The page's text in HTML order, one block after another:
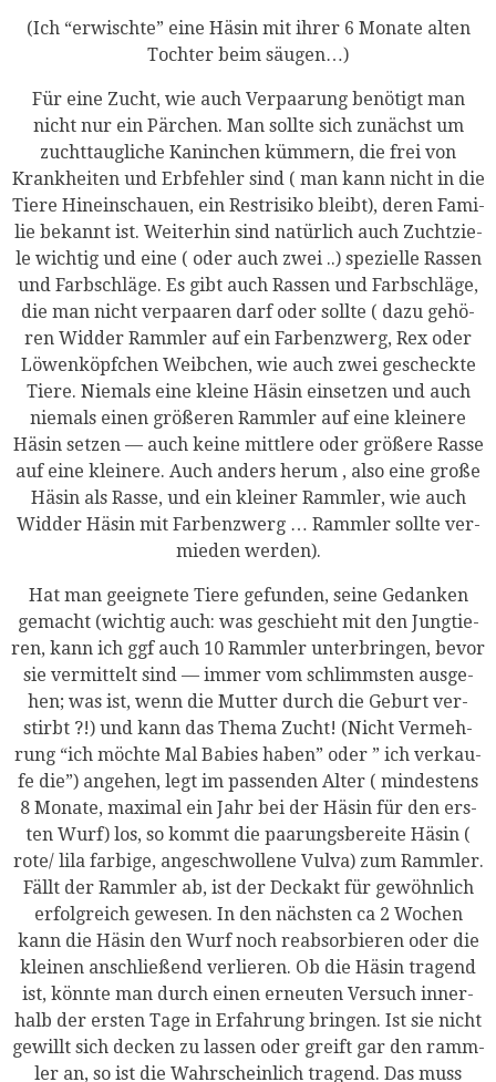
(Ich “erwisch­te” eine Häsin mit ihrer 6 Mona­te alten
Toch­ter beim säugen…)
Für eine Zucht, wie auch Ver­paa­rung benö­tigt man
nicht nur ein Pär­chen. Man soll­te sich zunächst um
zucht­taug­li­che Kanin­chen küm­mern, die frei von
Krank­hei­ten und Erb­feh­ler sind ( man kann nicht in die
Tie­re Hin­ein­schau­en, ein Rest­ri­si­ko bleibt), deren Fami­
lie bekannt ist. Wei­ter­hin sind natür­lich auch Zucht­zie­
le wich­tig und eine ( oder auch zwei ..) spe­zi­el­le Ras­sen
und Farb­schlä­ge. Es gibt auch Ras­sen und Farb­schlä­ge,
die man nicht ver­paa­ren darf oder soll­te ( dazu gehö­
ren Wid­der Ramm­ler auf ein Far­ben­zwerg, Rex oder
Löwen­köpf­chen Weib­chen, wie auch zwei gescheck­te
Tie­re. Nie­mals eine klei­ne Häsin ein­set­zen und auch
nie­mals einen grö­ße­ren Ramm­ler auf eine klei­ne­re
Häsin set­zen — auch kei­ne mitt­le­re oder grö­ße­re Ras­se
auf eine klei­ne­re. Auch anders her­um , also eine gro­ße
Häsin als Ras­se, und ein klei­ner Ramm­ler, wie auch
Wid­der Häsin mit Far­ben­zwerg … Ramm­ler soll­te ver­
mie­den werden).
Hat man geeig­ne­te Tie­re gefun­den, sei­ne Gedan­ken
gemacht (wich­tig auch: was geschieht mit den Jung­tie­
ren, kann ich ggf auch 10 Ramm­ler unter­brin­gen, bevor
sie ver­mit­telt sind — immer vom schlimms­ten aus­ge­
hen; was ist, wenn die Mut­ter durch die Geburt ver­
stirbt ?!) und kann das The­ma Zucht! (Nicht Ver­meh­
rung “ich möch­te Mal Babies haben” oder ” ich ver­kau­
fe die”) ange­hen, legt im pas­sen­den Alter ( min­des­tens
8 Mona­te, maxi­mal ein Jahr bei der Häsin für den ers­
ten Wurf) los, so kommt die paa­rungs­be­rei­te Häsin (
rote/ lila far­bi­ge, ange­schwol­le­ne Vul­va) zum Ramm­ler.
Fällt der Ramm­ler ab, ist der Deck­akt für gewöhn­lich
erfolg­reich gewe­sen. In den nächs­ten ca 2 Wochen
kann die Häsin den Wurf noch reab­sor­bie­ren oder die
klei­nen anschlie­ßend ver­lie­ren. Ob die Häsin tra­gend
ist, könn­te man durch einen erneu­ten Ver­such inner­
halb der ers­ten Tage in Erfah­rung brin­gen. Ist sie nicht
gewillt sich decken zu las­sen oder greift gar den ramm­
ler an, so ist die Wahr­schein­lich tra­gend. Das muss